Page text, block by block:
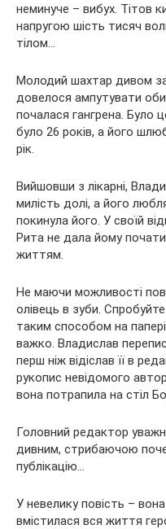
неминуче – вибух. Тітов
напругою шість тисяч
тілом…
Молодий шахтар дивом
довелося ампутувати
почалася гангрена. Було
було 26 років, а його
рік.
Вийшовши з лікарні,
милість долі, а його
покинула його. У своїй
Рита не дала йому
життям.
Не маючи можливості
олівець в зуби.
таким способом на
важко. Владислав
перш ніж відіслав її в
рукопис невідомого
вона потрапила на стіл
Головний редактор
дивним, стрибаючою
публікацію…
У невелику повість –
вмістилася вся життя